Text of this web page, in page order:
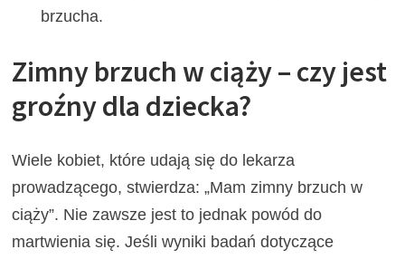
brzucha.
Zimny brzuch w ciąży – czy jest
groźny dla dziecka?
Wiele kobiet, które udają się do lekarza
prowadzącego, stwierdza: „Mam zimny brzuch w
ciąży”. Nie zawsze jest to jednak powód do
martwienia się. Jeśli wyniki badań dotyczące